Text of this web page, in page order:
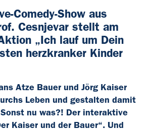
Comedy-Show aus
Cesnjevar stellt am
„Ich lauf um Dein
herzkranker Kinder
Atze Bauer und Jörg Kaiser
Leben und gestalten damit
nu was?! Der interaktive
Kaiser und der Bauer“. Und